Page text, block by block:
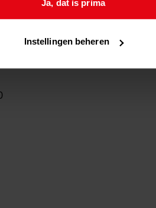
Ja, dat is prima
Instellingen beheren